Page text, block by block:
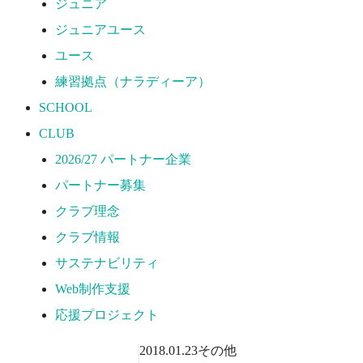
ジュニア
ジュニアユース
ユース
練習拠点（ナラディーア）
SCHOOL
CLUB
2026/27 パートナー企業
パートナー募集
クラブ理念
クラブ情報
サステナビリティ
Web制作支援
応援プロジェクト
2018.01.23その他